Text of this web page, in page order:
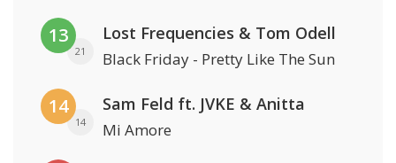
13
21
Lost Frequencies & Tom Odell
Black Friday - Pretty Like The Sun
14
14
Sam Feld ft. JVKE & Anitta
Mi Amore